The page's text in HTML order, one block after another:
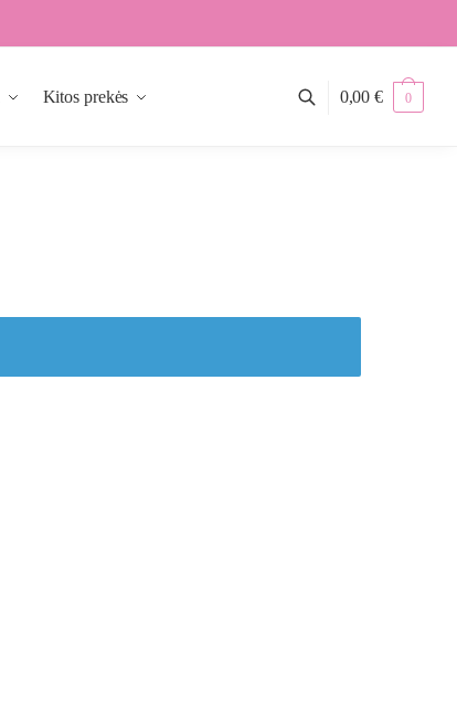
Kitos prekės 0,00€ 0